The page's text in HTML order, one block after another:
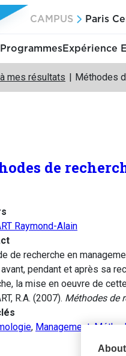
CAMPUS Paris
ProgrammesExpérience
mes résultats Méthodes
de
Raymond-Alain
de recherche en
pendant et après sa
la mise en oeuvre de
R.A. (2007). Méthodes de
, Management ,